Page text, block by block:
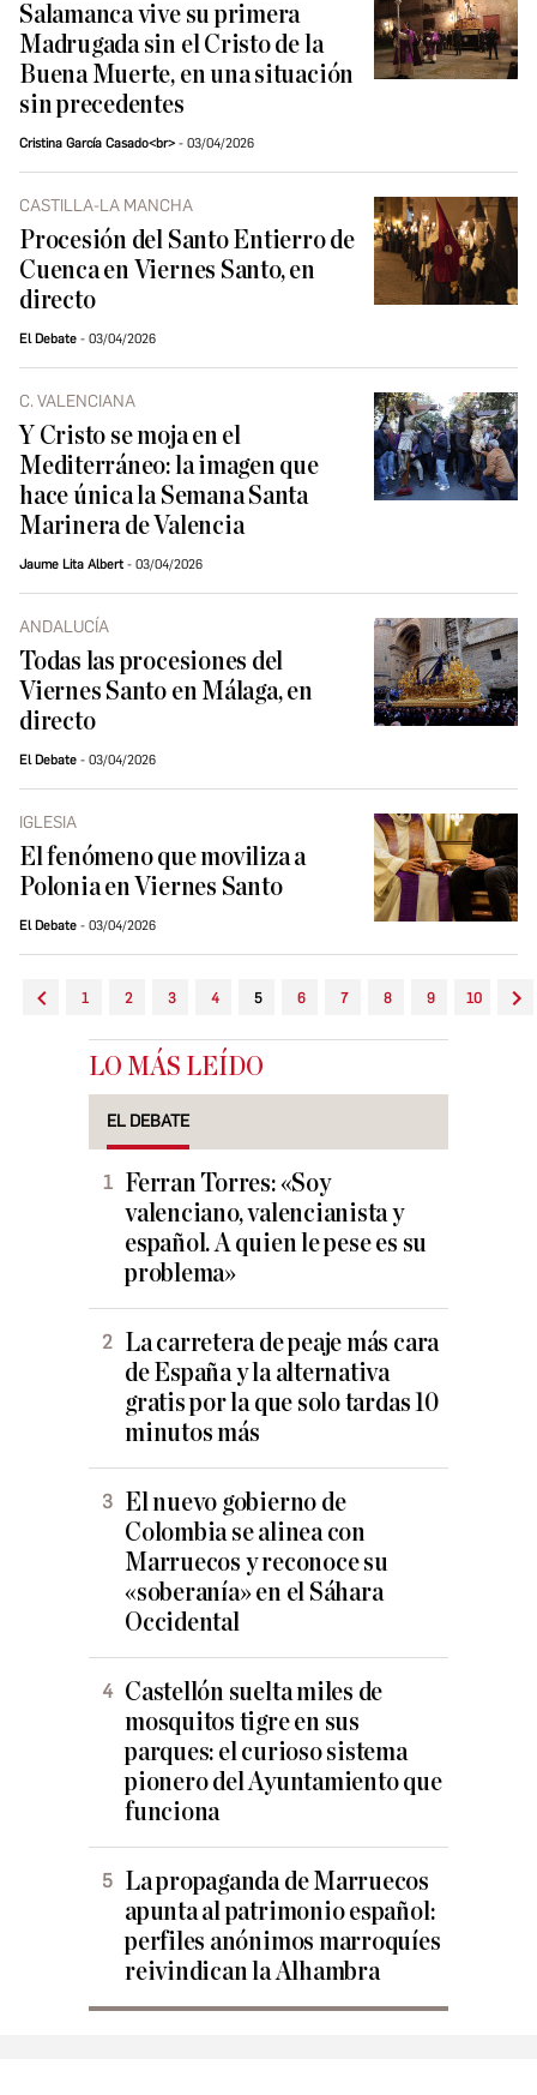
Salamanca vive su primera
Madrugada sin el Cristo de la
Buena Muerte, en una situación
sin precedentes
Cristina García Casado<br> 03/04/2026
CASTILLA-LA MANCHA
Procesión del Santo Entierro de
Cuenca en Viernes Santo, en
directo
El Debate 03/04/2026
C. VALENCIANA
Y Cristo se moja en el
Mediterráneo: la imagen que
hace única la Semana Santa
Marinera de Valencia
Jaume Lita Albert 03/04/2026
ANDALUCÍA
Todas las procesiones del
Viernes Santo en Málaga, en
directo
El Debate 03/04/2026
IGLESIA
El fenómeno que moviliza a
Polonia en Viernes Santo
El Debate 03/04/2026
1 2 3 4 5 6 7 8 9 10
LO MÁS LEÍDO
EL DEBATE
Ferran Torres: «Soy
valenciano, valencianista y
español. A quien le pese es su
problema»
La carretera de peaje más cara
de España y la alternativa
gratis por la que solo tardas 10
minutos más
El nuevo gobierno de
Colombia se alinea con
Marruecos y reconoce su
«soberanía» en el Sáhara
Occidental
Castellón suelta miles de
mosquitos tigre en sus
parques: el curioso sistema
pionero del Ayuntamiento que
funciona
La propaganda de Marruecos
apunta al patrimonio español:
perfiles anónimos marroquíes
reivindican la Alhambra